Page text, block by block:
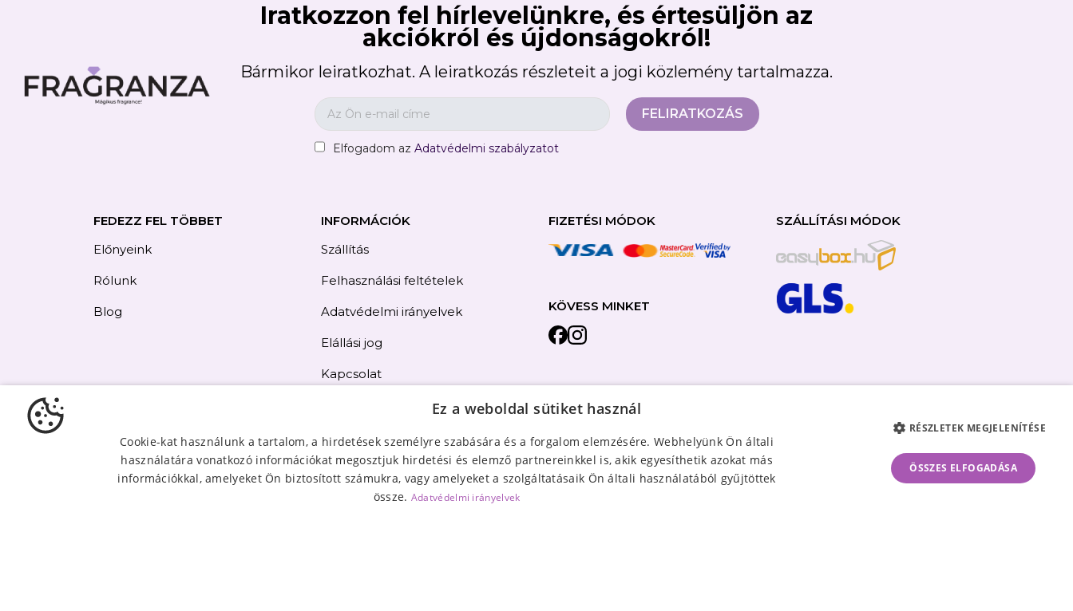
Iratkozzon fel hírlevelünkre, és értesüljön az
akciókról és újdonságokról!
Bármikor leiratkozhat. A leiratkozás részleteit a jogi közlemény tartalmazza.
Elfogadom az Adatvédelmi szabályzatot
FEDEZZ FEL TÖBBET
Előnyeink
Rólunk
Blog
INFORMÁCIÓK
Szállítás
Felhasználási feltételek
Adatvédelmi irányelvek
Elállási jog
Kapcsolat
FIZETÉSI MÓDOK
KÖVESS MINKET
SZÁLLÍTÁSI MÓDOK
Wishlist name
Ez a weboldal sütiket használ
Cookie-kat használunk a tartalom, a hirdetések személyre szabására és a forgalom elemzésére. Webhelyünk Ön általi
használatára vonatkozó információkat megosztjuk hirdetési és elemző partnereinkkel is, akik egyesíthetik azokat más
információkkal, amelyeket Ön biztosított számukra, vagy amelyeket a szolgáltatásaik Ön általi használatából gyűjtöttek
össze. Adatvédelmi irányelvek
ÖSSZES ELFOGADÁSA
RÉSZLETEK MEGJELENÍTÉSE